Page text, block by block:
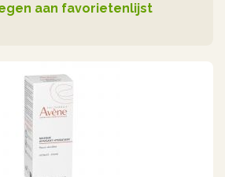
aan favorietenlijst